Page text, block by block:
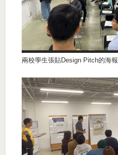
兩校學生張貼Design Pitch的海報